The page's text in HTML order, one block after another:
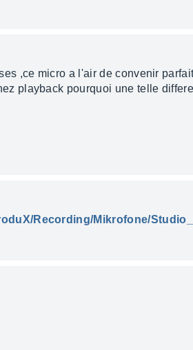
,ce micro a l'air de convenir
playback pourquoi une telle
Recording/Mikrofone/